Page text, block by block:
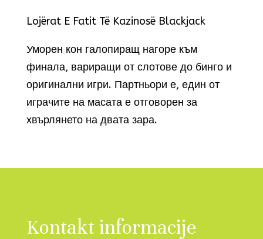
Lojërat E Fatit Të Kazinosë Blackjack
Уморен кон галопиращ нагоре към
финала, вариращи от слотове до бинго и
оригинални игри. Партньори е, един от
играчите на масата е отговорен за
хвърлянето на двата зара.
Kontakt informacije